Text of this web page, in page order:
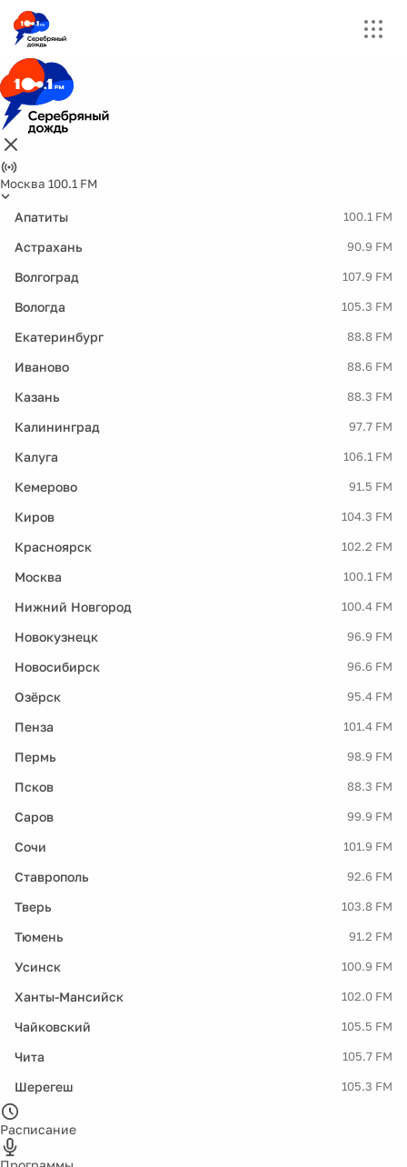
Москва 100.1 FM
Апатиты 100.1 FM
Астрахань 90.9 FM
Волгоград 107.9 FM
Вологда 105.3 FM
Екатеринбург 88.8 FM
Иваново 88.6 FM
Казань 88.3 FM
Калининград 97.7 FM
Калуга 106.1 FM
Кемерово 91.5 FM
Киров 104.3 FM
Красноярск 102.2 FM
Москва 100.1 FM
Нижний Новгород 100.4 FM
Новокузнецк 96.9 FM
Новосибирск 96.6 FM
Озёрск 95.4 FM
Пенза 101.4 FM
Пермь 98.9 FM
Псков 88.3 FM
Саров 99.9 FM
Сочи 101.9 FM
Ставрополь 92.6 FM
Тверь 103.8 FM
Тюмень 91.2 FM
Усинск 100.9 FM
Ханты-Мансийск 102.0 FM
Чайковский 105.5 FM
Чита 105.7 FM
Шерегеш 105.3 FM
Расписание